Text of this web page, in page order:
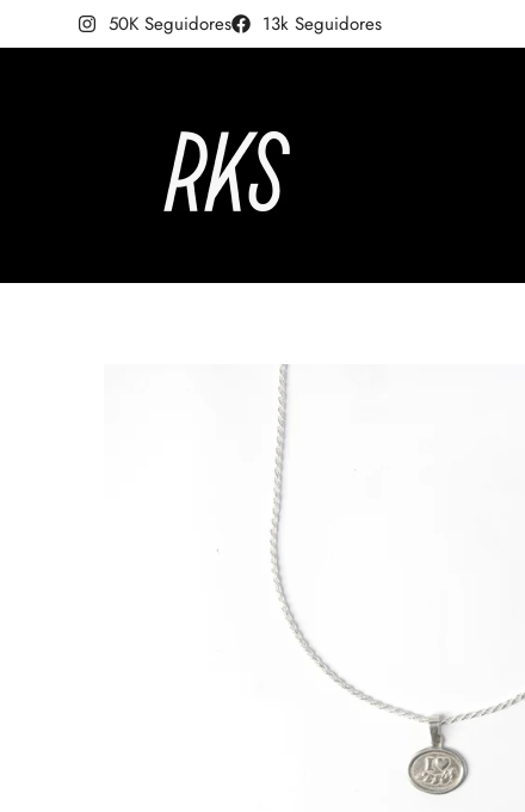
13k Seguidores
50K Seguidores